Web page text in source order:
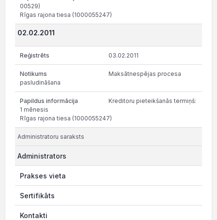
00529)
Rīgas rajona tiesa (1000055247)
02.02.2011
03.02.2011
Maksātnespējas procesa
pasludināšana
Kreditoru pieteikšanās termiņš:
1 mēnesis
Rīgas rajona tiesa (1000055247)
Administratoru saraksts
Administrators
Prakses vieta
Sertifikāts
Kontakti